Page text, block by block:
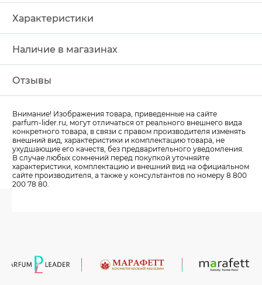
Характеристики
Наличие в магазинах
Отзывы
Внимание! Изображения товара, приведенные на сайте
parfum-lider.ru, могут отличаться от реального внешнего вида
конкретного товара, в связи с правом производителя изменять
внешний вид, характеристики и комплектацию товара, не
ухудшающие его качеств, без предварительного уведомления.
В случае любых сомнений перед покупкой уточняйте
характеристики, комплектацию и внешний вид на официальном
сайте производителя, а также у консультантов по номеру 8 800
200 78 80.